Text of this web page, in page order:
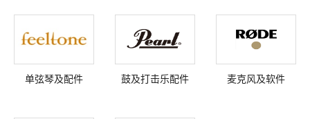
单弦琴及配件 鼓及打击乐配件 麦克风及软件